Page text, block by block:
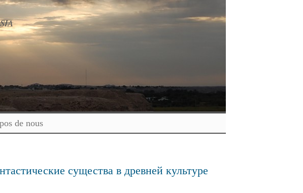
de nous
существа в древней культуре